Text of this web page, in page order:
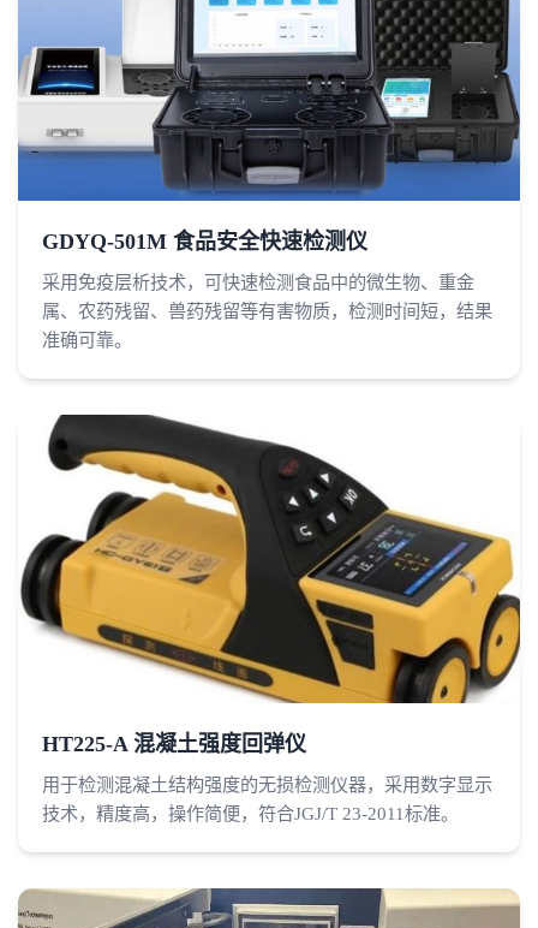
GDYQ-501M 食品安全快速检测仪
采用免疫层析技术，可快速检测食品中的微生物、重金
属、农药残留、兽药残留等有害物质，检测时间短，结果
准确可靠。
HT225-A 混凝土强度回弹仪
用于检测混凝土结构强度的无损检测仪器，采用数字显示
技术，精度高，操作简便，符合JGJ/T 23-2011标准。